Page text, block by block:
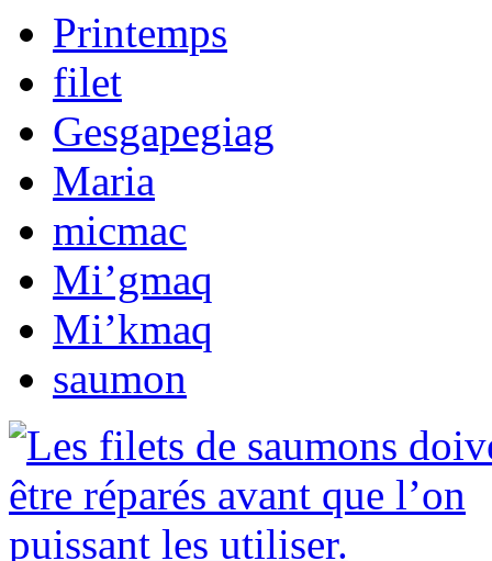
Printemps
filet
Gesgapegiag
Maria
micmac
Mi’gmaq
Mi’kmaq
saumon